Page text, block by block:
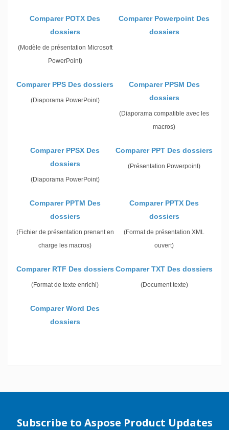
Comparer POTX Des
dossiers
(Modèle de présentation Microsoft
PowerPoint)
Comparer Powerpoint Des
dossiers
Comparer PPS Des dossiers
(Diaporama PowerPoint)
Comparer PPSM Des
dossiers
(Diaporama compatible avec les
macros)
Comparer PPSX Des
dossiers
(Diaporama PowerPoint)
Comparer PPT Des dossiers
(Présentation Powerpoint)
Comparer PPTM Des
dossiers
(Fichier de présentation prenant en
charge les macros)
Comparer PPTX Des
dossiers
(Format de présentation XML
ouvert)
Comparer RTF Des dossiers
(Format de texte enrichi)
Comparer TXT Des dossiers
(Document texte)
Comparer Word Des
dossiers
Subscribe to Aspose Product Updates